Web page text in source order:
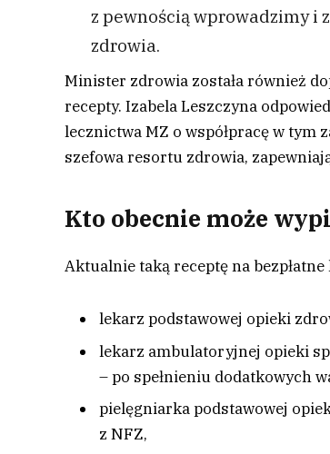
z pewnością wprowadzimy i
zdrowia.
Minister zdrowia została również
recepty. Izabela Leszczyna
lecznictwa MZ o współpracę w tym
szefowa resortu zdrowia,
Kto obecnie może
Aktualnie taką receptę na
lekarz podstawowej opieki
lekarz ambulatoryjnej opieki
– po spełnieniu dodatkowych
pielęgniarka podstawowej
z NFZ,